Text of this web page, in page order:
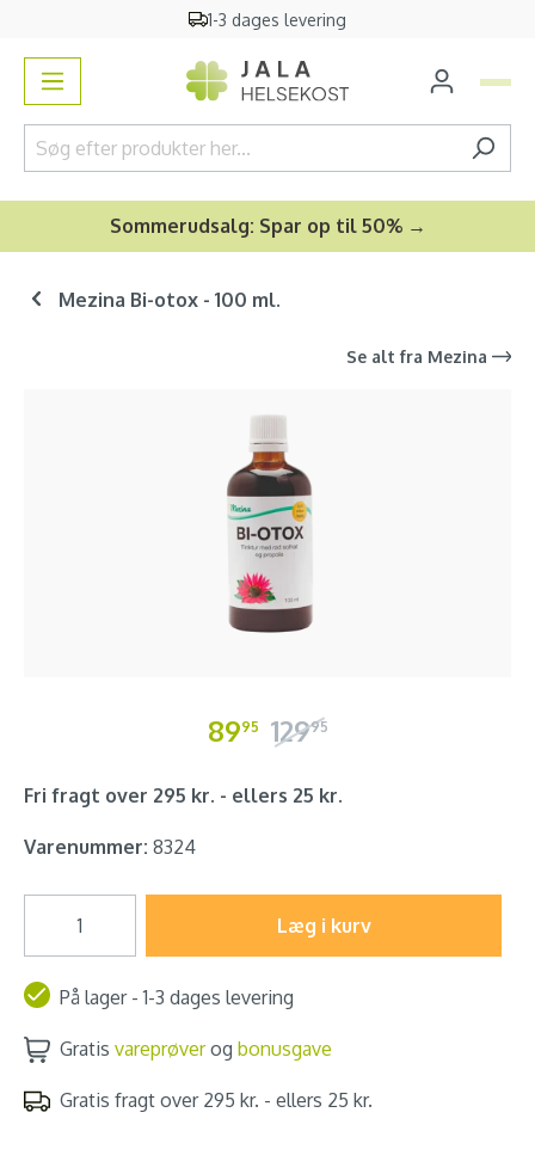
1-3 dages levering
Sommerudsalg: Spar op til 50% →
Mezina Bi-otox - 100 ml.
Se alt fra Mezina
8995 12995
Fri fragt over 295 kr. - ellers 25 kr.
Varenummer: 8324
Læg i kurv
På lager - 1-3 dages levering
Gratis vareprøverog bonusgave
Gratis fragt over 295 kr. - ellers 25 kr.